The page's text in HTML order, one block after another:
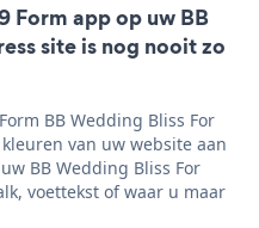
Form app op uw BB
site is nog nooit zo
BB Wedding Bliss For
van uw website aan
BB Wedding Bliss For
voettekst of waar u maar